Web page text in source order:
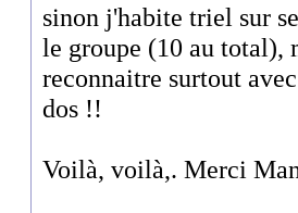
sinon j'habite triel sur
le groupe (10 au total),
reconnaitre surtout
dos !!
Voilà, voilà,. Merci